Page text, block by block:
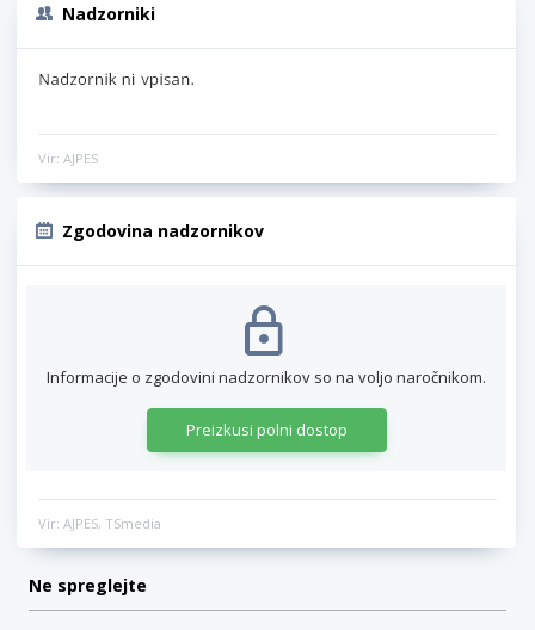
Nadzorniki
Vir: AJPES
Zgodovina nadzornikov
Informacije o zgodovini nadzornikov so na voljo naročnikom.
Preizkusi polni dostop
Vir: AJPES, TSmedia
Ne spreglejte